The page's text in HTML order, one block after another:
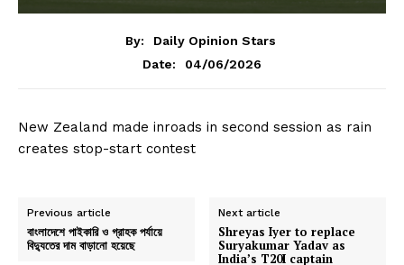
By:
Daily Opinion Stars
Date:
04/06/2026
New Zealand made inroads in second session as rain
creates stop-start contest
Previous article
বাংলাদেশে পাইকারি ও গ্রাহক পর্যায়ে
বিদ্যুতের দাম বাড়ানো হয়েছে
Next article
Shreyas Iyer to replace
Suryakumar Yadav as
India’s T20I captain